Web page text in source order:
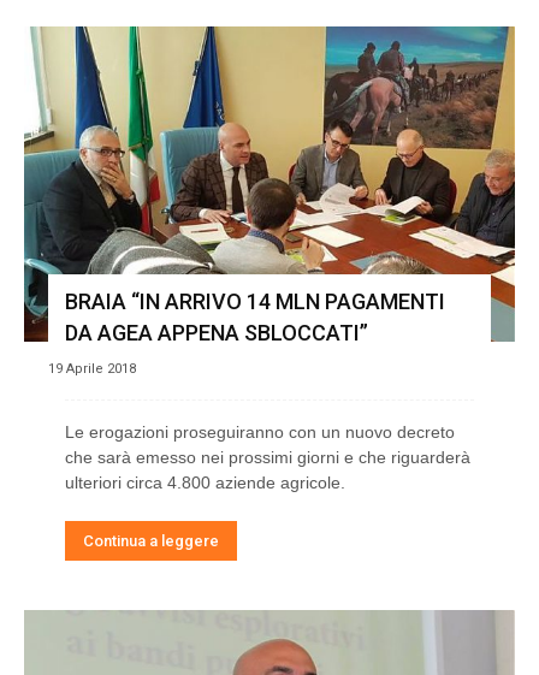
BRAIA “IN ARRIVO 14 MLN PAGAMENTI
DA AGEA APPENA SBLOCCATI”
19 Aprile 2018
Le erogazioni proseguiranno con un nuovo decreto
che sarà emesso nei prossimi giorni e che riguarderà
ulteriori circa 4.800 aziende agricole.
Continua a leggere